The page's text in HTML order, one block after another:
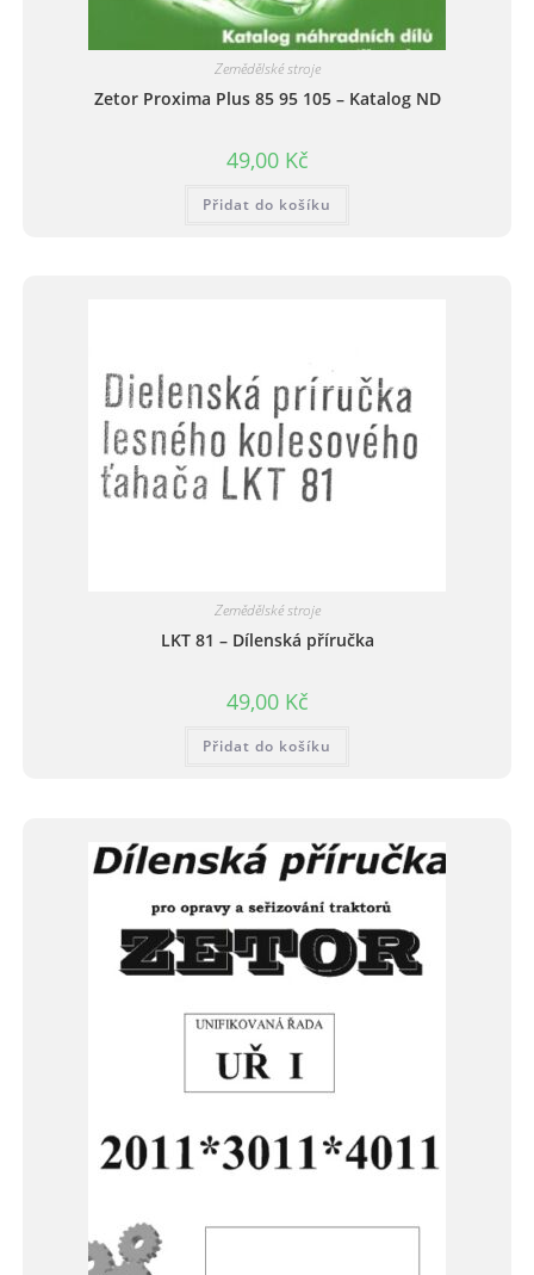
Zemědělské stroje
Zetor Proxima Plus 85 95 105 – Katalog ND
49,00 Kč
Přidat do košíku
Zemědělské stroje
LKT 81 – Dílenská příručka
49,00 Kč
Přidat do košíku